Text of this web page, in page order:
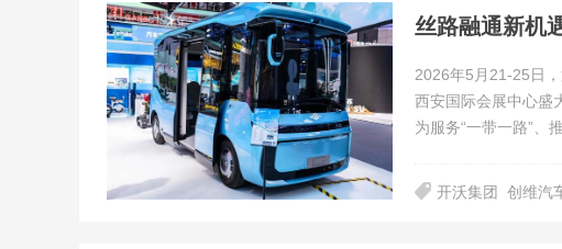
丝路融通新机
2026年5月21-25日
西安国际会展中心盛
为服务“一带一路”、
开沃集团 创维汽